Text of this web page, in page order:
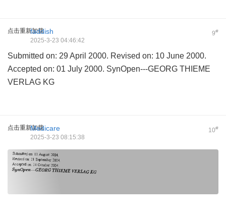
点击重新加载 9#
faddish
2025-3-23 04:46:42
Submitted on: 29 April 2000. Revised on: 10 June 2000.
Accepted on: 01 July 2000. SynOpen---GEORG THIEME
VERLAG KG
点击重新加载 10#
Medicare
2025-3-23 08:15:38